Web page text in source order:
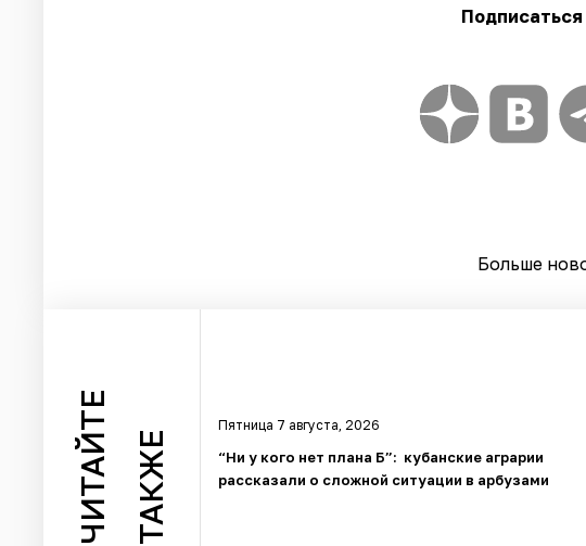
Подписаться
Больше
ЧИТАЙТЕ ТАКЖЕ
Пятница 7 августа, 2026
“Ни у кого нет плана Б”: кубанские аграрии
рассказали о сложной ситуации в арбузами